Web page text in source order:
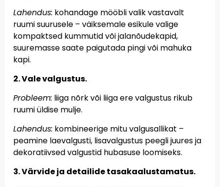
Lahendus: kohandage mööbli valik vastavalt
ruumi suurusele – väiksemale esikule valige
kompaktsed kummutid või jalanõudekapid,
suuremasse saate paigutada pingi või mahuka
kapi.
2. Vale valgustus.
Probleem: liiga nõrk või liiga ere valgustus rikub
ruumi üldise mulje.
Lahendus: kombineerige mitu valgusallikat –
peamine laevalgusti, lisavalgustus peegli juures ja
dekoratiivsed valgustid hubasuse loomiseks.
3. Värvide ja detailide tasakaalustamatus.